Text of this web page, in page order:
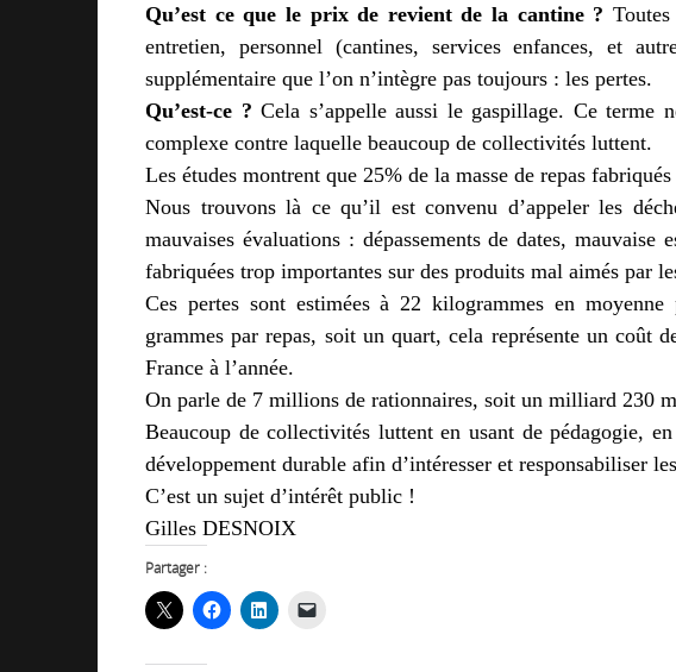
Qu’est ce que le prix de revient de la cantine ?
entretien, personnel (cantines, services enfances, et
supplémentaire que l’on n’intègre pas toujours : les pertes.
Qu’est-ce ? Cela s’appelle aussi le gaspillage. Ce terme
complexe contre laquelle beaucoup de collectivités luttent.
Les études montrent que 25% de la masse de repas
Nous trouvons là ce qu’il est convenu d’appeler les
mauvaises évaluations : dépassements de dates,
fabriquées trop importantes sur des produits mal aimés par
Ces pertes sont estimées à 22 kilogrammes en
grammes par repas, soit un quart, cela représente un coût
France à l’année.
On parle de 7 millions de rationnaires, soit un milliard 230
Beaucoup de collectivités luttent en usant de pédagogie,
développement durable afin d’intéresser et responsabiliser
C’est un sujet d’intérêt public !
Gilles DESNOIX
Partager :